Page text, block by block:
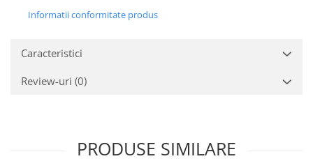
Informatii conformitate produs
Caracteristici
Review-uri (0)
PRODUSE SIMILARE